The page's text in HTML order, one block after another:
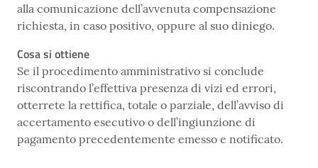
alla comunicazione dell’avvenuta compensazione
richiesta, in caso positivo, oppure al suo diniego.
Cosa si ottiene
Se il procedimento amministrativo si conclude
riscontrando l’effettiva presenza di vizi ed errori,
otterrete la rettifica, totale o parziale, dell’avviso di
accertamento esecutivo o dell’ingiunzione di
pagamento precedentemente emesso e notificato.